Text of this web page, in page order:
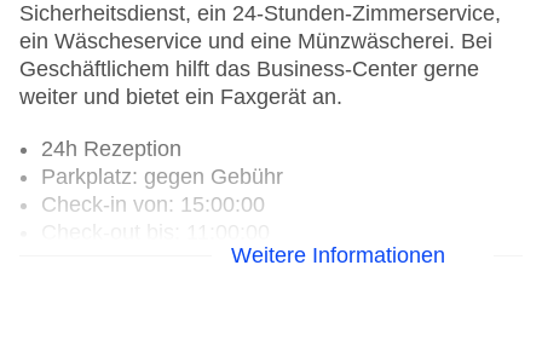
Sicherheitsdienst, ein 24-Stunden-Zimmerservice,
ein Wäscheservice und eine Münzwäscherei. Bei
Geschäftlichem hilft das Business-Center gerne
weiter und bietet ein Faxgerät an.
24h Rezeption
Parkplatz: gegen Gebühr
Check-in von: 15:00:00
Weitere Informationen